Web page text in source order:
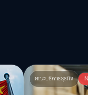
คณะบริหารธุรกิจ